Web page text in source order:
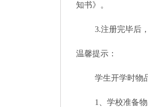
知书》。
3.注册完毕后
温馨提示：
学生开学时物
1、学校准备